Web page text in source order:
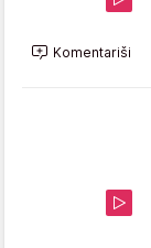
Komentariši